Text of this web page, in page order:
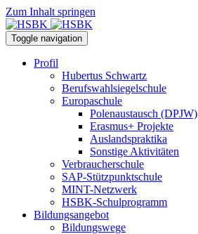
Zum Inhalt springen
Toggle navigation
Profil
Hubertus Schwartz
Berufswahlsiegelschule
Europaschule
Polenaustausch (DPJW)
Erasmus+ Projekte
Auslandspraktika
Sonstige Aktivitäten
Verbraucherschule
SAP-Stützpunktschule
MINT-Netzwerk
HSBK-Schulprogramm
Bildungsangebot
Bildungswege